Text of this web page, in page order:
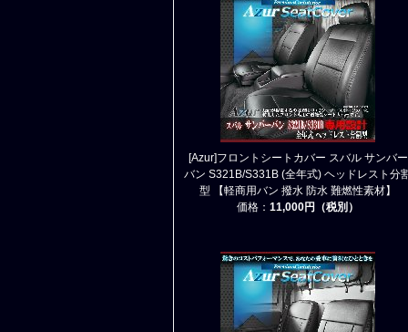
[Azur]フロントシートカバー スバル サンバー
バン S321B/S331B (全年式) ヘッドレスト分
型 【軽商用バン 撥水 防水 難燃性素材】
価格： 11,000円（税別）